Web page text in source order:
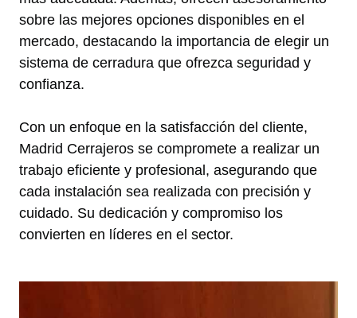
sobre las mejores opciones disponibles en el
mercado, destacando la importancia de elegir un
sistema de cerradura que ofrezca seguridad y
confianza.
Con un enfoque en la satisfacción del cliente,
Madrid Cerrajeros se compromete a realizar un
trabajo eficiente y profesional, asegurando que
cada instalación sea realizada con precisión y
cuidado. Su dedicación y compromiso los
convierten en líderes en el sector.